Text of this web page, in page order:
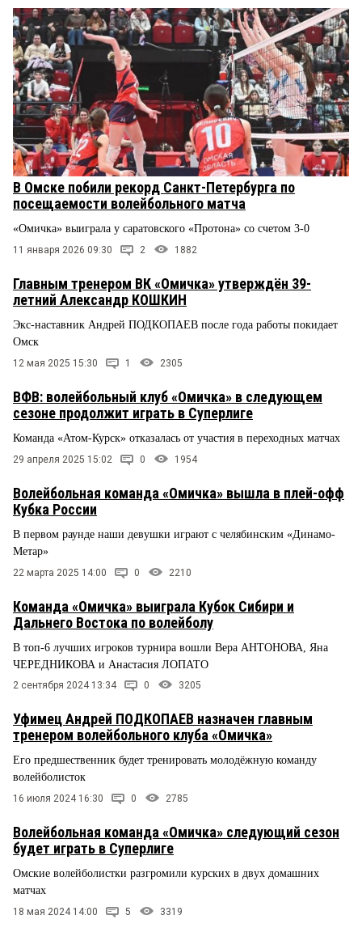
В Омске побили рекорд Санкт-Петербурга по
посещаемости волейбольного матча
«Омичка» выиграла у саратовского «Протона» со счетом 3-0
11 января 2026 09:30 2 1882
Главным тренером ВК «Омичка» утверждён 39-
летний Александр КОШКИН
Экс-наставник Андрей ПОДКОПАЕВ после года работы покидает
Омск
12 мая 2025 15:30 1 2305
ВФВ: волейбольный клуб «Омичка» в следующем
сезоне продолжит играть в Суперлиге
Команда «Атом-Курск» отказалась от участия в переходных матчах
29 апреля 2025 15:02 0 1954
Волейбольная команда «Омичка» вышла в плей-офф
Кубка России
В первом раунде наши девушки играют с челябинским «Динамо-
Метар»
22 марта 2025 14:00 0 2210
Команда «Омичка» выиграла Кубок Сибири и
Дальнего Востока по волейболу
В топ-6 лучших игроков турнира вошли Вера АНТОНОВА, Яна
ЧЕРЕДНИКОВА и Анастасия ЛОПАТО
2 сентября 2024 13:34 0 3205
Уфимец Андрей ПОДКОПАЕВ назначен главным
тренером волейбольного клуба «Омичка»
Его предшественник будет тренировать молодёжную команду
волейболисток
16 июля 2024 16:30 0 2785
Волейбольная команда «Омичка» следующий сезон
будет играть в Суперлиге
Омские волейболистки разгромили курских в двух домашних
матчах
18 мая 2024 14:00 5 3319